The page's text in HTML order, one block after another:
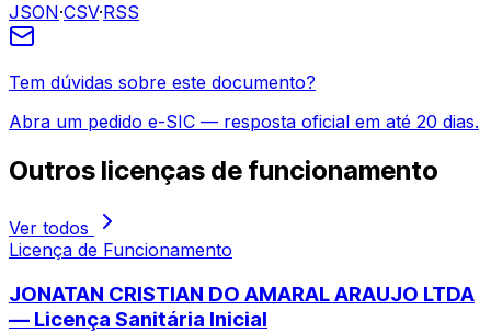
JSON·CSV·RSS
Tem dúvidas sobre este documento?
Abra um pedido e-SIC — resposta oficial em até 20 dias.
Outros licenças de funcionamento
Ver todos
Licença de Funcionamento
JONATAN CRISTIAN DO AMARAL ARAUJO LTDA
— Licença Sanitária Inicial